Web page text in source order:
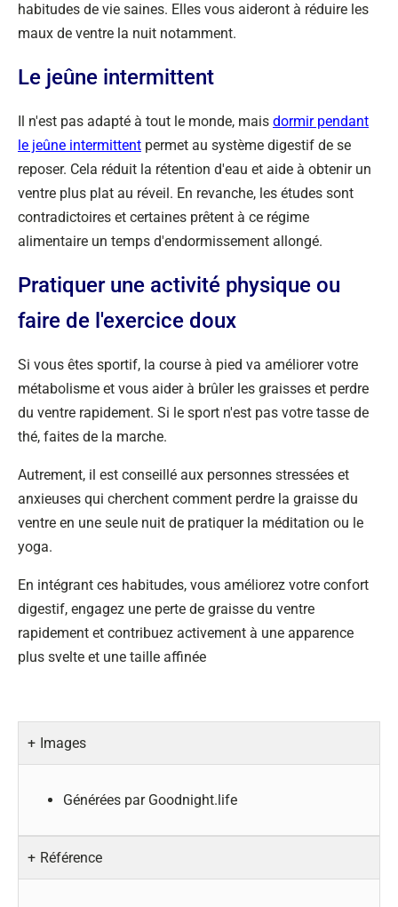
habitudes de vie saines. Elles vous aideront à réduire les
maux de ventre la nuit notamment.
Le jeûne intermittent
Il n'est pas adapté à tout le monde, mais dormir pendant
le jeûne intermittent permet au système digestif de se
reposer. Cela réduit la rétention d'eau et aide à obtenir un
ventre plus plat au réveil. En revanche, les études sont
contradictoires et certaines prêtent à ce régime
alimentaire un temps d'endormissement allongé.
Pratiquer une activité physique ou
faire de l'exercice doux
Si vous êtes sportif, la course à pied va améliorer votre
métabolisme et vous aider à brûler les graisses et perdre
du ventre rapidement. Si le sport n'est pas votre tasse de
thé, faites de la marche.
Autrement, il est conseillé aux personnes stressées et
anxieuses qui cherchent comment perdre la graisse du
ventre en une seule nuit de pratiquer la méditation ou le
yoga.
En intégrant ces habitudes, vous améliorez votre confort
digestif, engagez une perte de graisse du ventre
rapidement et contribuez activement à une apparence
plus svelte et une taille affinée
Images
Générées par Goodnight.life
Référence